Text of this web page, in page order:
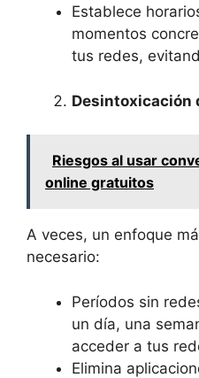
Establece
momentos
tus redes,
Desintoxicación
Riesgos al usar
online gratuitos
A veces, un enfoque
necesario:
Períodos sin
un día, una
acceder a tus
Elimina